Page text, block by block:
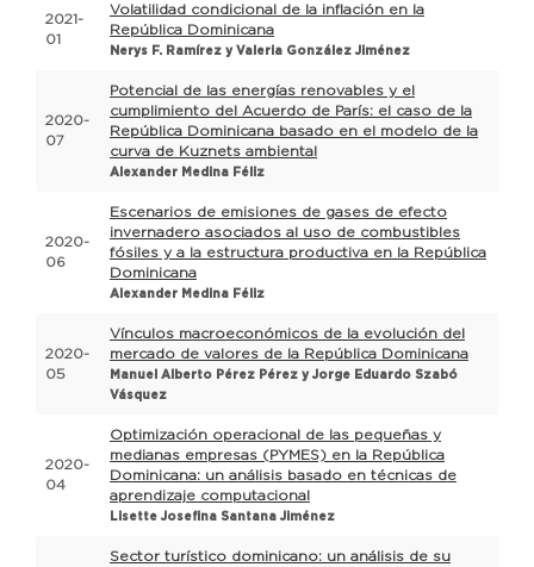
2021-
01
Volatilidad condicional de la inflación en la
República Dominicana
Nerys F. Ramírez y Valeria González Jiménez
2020-
07
Potencial de las energías renovables y el
cumplimiento del Acuerdo de París: el caso de la
República Dominicana basado en el modelo de la
curva de Kuznets ambiental
Alexander Medina Féliz
2020-
06
Escenarios de emisiones de gases de efecto
invernadero asociados al uso de combustibles
fósiles y a la estructura productiva en la República
Dominicana
Alexander Medina Féliz
2020-
05
Vínculos macroeconómicos de la evolución del
mercado de valores de la República Dominicana
Manuel Alberto Pérez Pérez y Jorge Eduardo Szabó
Vásquez
2020-
04
Optimización operacional de las pequeñas y
medianas empresas (PYMES) en la República
Dominicana: un análisis basado en técnicas de
aprendizaje computacional
Lisette Josefina Santana Jiménez
Sector turístico dominicano: un análisis de su